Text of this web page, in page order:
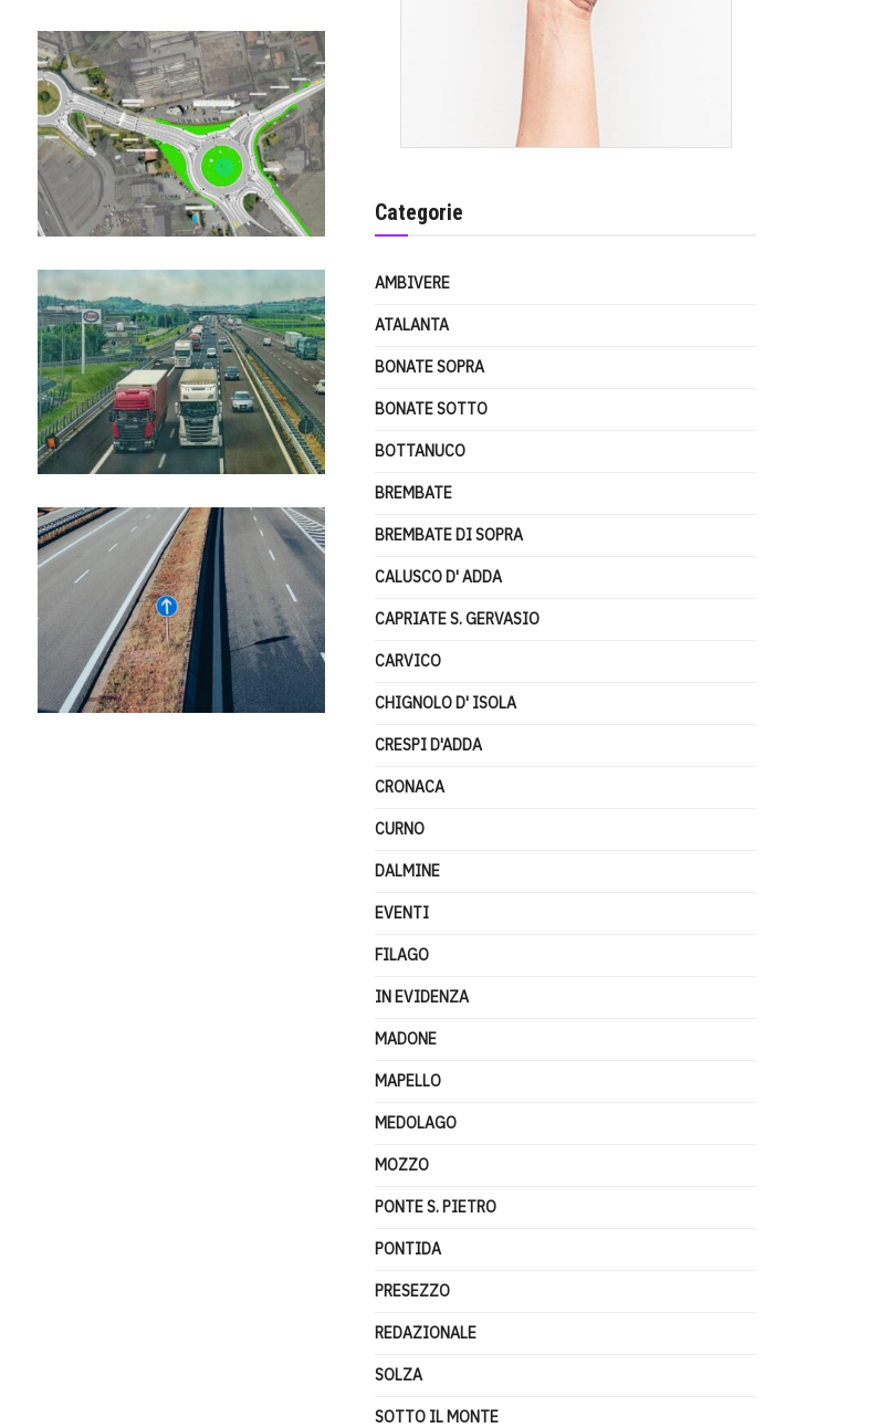
Categorie
AMBIVERE
ATALANTA
BONATE SOPRA
BONATE SOTTO
BOTTANUCO
BREMBATE
BREMBATE DI SOPRA
CALUSCO D' ADDA
CAPRIATE S. GERVASIO
CARVICO
CHIGNOLO D' ISOLA
CRESPI D'ADDA
CRONACA
CURNO
DALMINE
EVENTI
FILAGO
IN EVIDENZA
MADONE
MAPELLO
MEDOLAGO
MOZZO
PONTE S. PIETRO
PONTIDA
PRESEZZO
REDAZIONALE
SOLZA
SOTTO IL MONTE